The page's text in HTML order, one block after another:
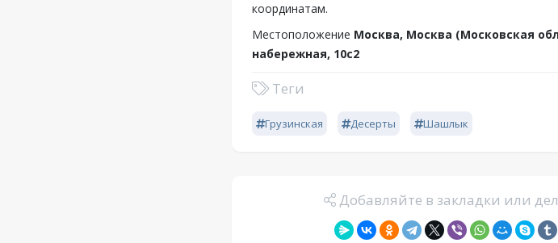
координатам.
Местоположение Москва, Москва (Московская
набережная, 10с2
Теги
Грузинская Десерты Шашлык
Добавляйте в закладки или